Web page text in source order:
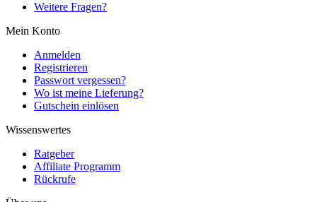
Weitere Fragen?
Mein Konto
Anmelden
Registrieren
Passwort vergessen?
Wo ist meine Lieferung?
Gutschein einlösen
Wissenswertes
Ratgeber
Affiliate Programm
Rückrufe